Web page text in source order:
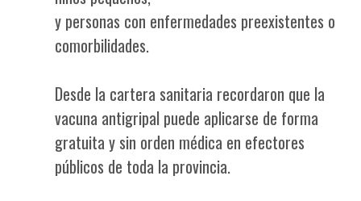
y personas con enfermedades preexistentes o
comorbilidades.
Desde la cartera sanitaria recordaron que la
vacuna antigripal puede aplicarse de forma
gratuita y sin orden médica en efectores
públicos de toda la provincia.